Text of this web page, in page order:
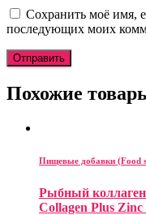
Сохранить моё имя,
последующих моих
Похожие
Пищевые добавки (Food
Рыбный
Collagen Plus Zinc